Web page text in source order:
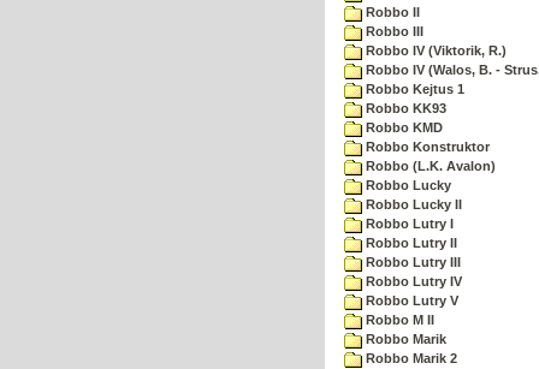
Robbo II
Robbo III
Robbo IV (Viktorik, R.)
Robbo IV (Walos, B. -
Robbo Kejtus 1
Robbo KK93
Robbo KMD
Robbo Konstruktor
Robbo (L.K. Avalon)
Robbo Lucky
Robbo Lucky II
Robbo Lutry I
Robbo Lutry II
Robbo Lutry III
Robbo Lutry IV
Robbo Lutry V
Robbo M II
Robbo Marik
Robbo Marik 2